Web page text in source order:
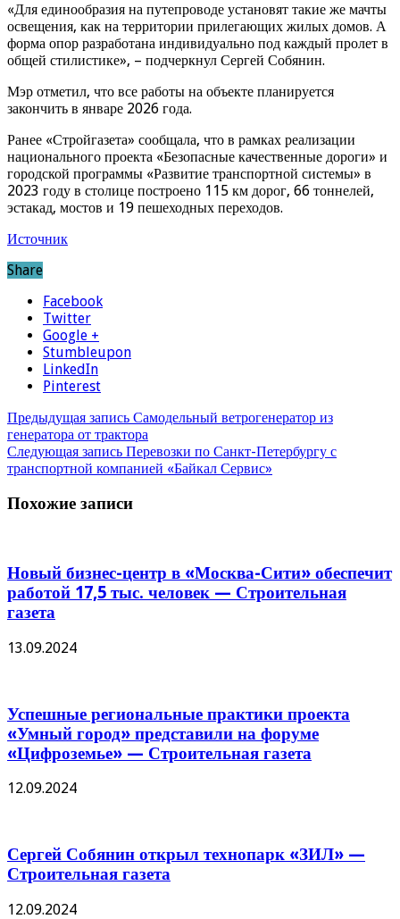
«Для единообразия на путепроводе установят такие же мачты
освещения, как на территории прилегающих жилых домов. А
форма опор разработана индивидуально под каждый пролет в
общей стилистике», – подчеркнул Сергей Собянин.
Мэр отметил, что все работы на объекте планируется
закончить в январе 2026 года.
Ранее «Стройгазета» сообщала, что в рамках реализации
национального проекта «Безопасные качественные дороги» и
городской программы «Развитие транспортной системы» в
2023 году в столице построено 115 км дорог, 66 тоннелей,
эстакад, мостов и 19 пешеходных переходов.
Источник
Share
Facebook
Twitter
Google +
Stumbleupon
LinkedIn
Pinterest
Предыдущая запись Самодельный ветрогенератор из
генератора от трактора
Следующая запись Перевозки по Санкт-Петербургу с
транспортной компанией «Байкал Сервис»
Похожие записи
Новый бизнес-центр в «Москва-Сити» обеспечит
работой 17,5 тыс. человек — Строительная
газета
13.09.2024
Успешные региональные практики проекта
«Умный город» представили на форуме
«Цифроземье» — Строительная газета
12.09.2024
Сергей Собянин открыл технопарк «ЗИЛ» —
Строительная газета
12.09.2024